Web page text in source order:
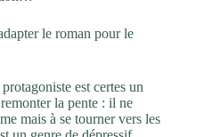
le roman pour le
est certes un
la pente : il ne
mais à se tourner vers les